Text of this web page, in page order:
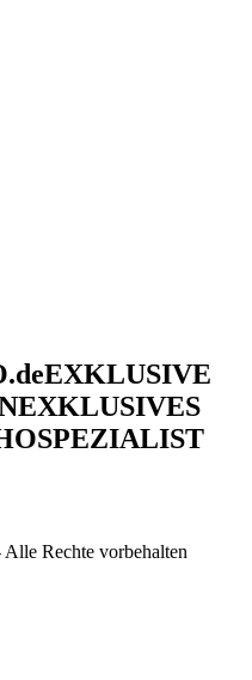
EXKLUSIVE
EXKLUSIVES
Rechte vorbehalten